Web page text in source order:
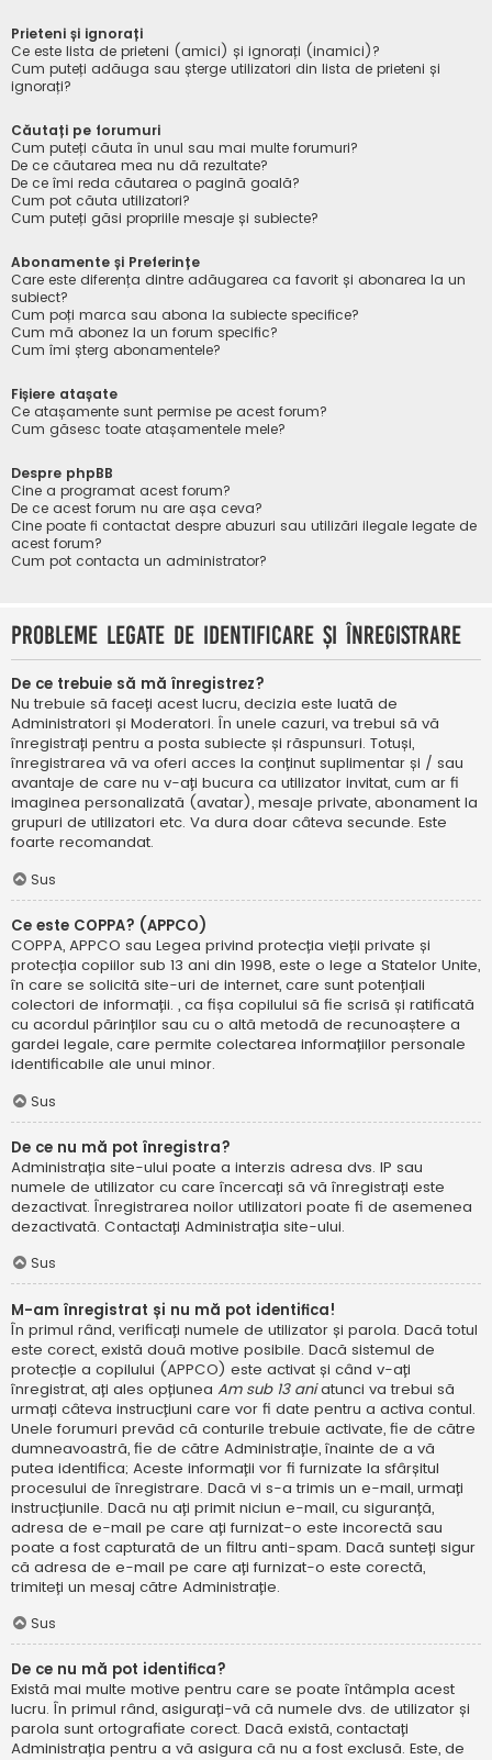
Prieteni și ignorați
Ce este lista de prieteni (amici) și ignorați (inamici)?
Cum puteți adăuga sau șterge utilizatori din lista de prieteni și
ignorați?
Căutați pe forumuri
Cum puteți căuta în unul sau mai multe forumuri?
De ce căutarea mea nu dă rezultate?
De ce îmi reda căutarea o pagină goală?
Cum pot căuta utilizatori?
Cum puteți găsi propriile mesaje și subiecte?
Abonamente și Preferințe
Care este diferența dintre adăugarea ca favorit și abonarea la un
subiect?
Cum poți marca sau abona la subiecte specifice?
Cum mă abonez la un forum specific?
Cum îmi șterg abonamentele?
Fișiere atașate
Ce atașamente sunt permise pe acest forum?
Cum găsesc toate atașamentele mele?
Despre phpBB
Cine a programat acest forum?
De ce acest forum nu are așa ceva?
Cine poate fi contactat despre abuzuri sau utilizări ilegale legate de
acest forum?
Cum pot contacta un administrator?
Probleme legate de identificare și înregistrare
De ce trebuie să mă înregistrez?
Nu trebuie să faceți acest lucru, decizia este luată de
Administratori și Moderatori. În unele cazuri, va trebui să vă
înregistrați pentru a posta subiecte și răspunsuri. Totuși,
înregistrarea vă va oferi acces la conținut suplimentar și / sau
avantaje de care nu v-ați bucura ca utilizator invitat, cum ar fi
imaginea personalizată (avatar), mesaje private, abonament la
grupuri de utilizatori etc. Va dura doar câteva secunde. Este
foarte recomandat.
Sus
Ce este COPPA? (APPCO)
COPPA, APPCO sau Legea privind protecția vieții private și
protecția copiilor sub 13 ani din 1998, este o lege a Statelor Unite,
în care se solicită site-uri de internet, care sunt potențiali
colectori de informații. , ca fișa copilului să fie scrisă și ratificată
cu acordul părinților sau cu o altă metodă de recunoaștere a
gardei legale, care permite colectarea informațiilor personale
identificabile ale unui minor.
Sus
De ce nu mă pot înregistra?
Administrația site-ului poate a interzis adresa dvs. IP sau
numele de utilizator cu care încercați să vă înregistrați este
dezactivat. Înregistrarea noilor utilizatori poate fi de asemenea
dezactivată. Contactați Administrația site-ului.
Sus
M-am înregistrat și nu mă pot identifica!
În primul rând, verificați numele de utilizator și parola. Dacă totul
este corect, există două motive posibile. Dacă sistemul de
protecție a copilului (APPCO) este activat și când v-ați
înregistrat, ați ales opțiunea Am sub 13 aniatunci va trebui să
urmați câteva instrucțiuni care vor fi date pentru a activa contul.
Unele forumuri prevăd că conturile trebuie activate, fie de către
dumneavoastră, fie de către Administrație, înainte de a vă
putea identifica; Aceste informații vor fi furnizate la sfârșitul
procesului de înregistrare. Dacă vi s-a trimis un e-mail, urmați
instrucțiunile. Dacă nu ați primit niciun e-mail, cu siguranță,
adresa de e-mail pe care ați furnizat-o este incorectă sau
poate a fost capturată de un filtru anti-spam. Dacă sunteți sigur
că adresa de e-mail pe care ați furnizat-o este corectă,
trimiteți un mesaj către Administrație.
Sus
De ce nu mă pot identifica?
Există mai multe motive pentru care se poate întâmpla acest
lucru. În primul rând, asigurați-vă că numele dvs. de utilizator și
parola sunt ortografiate corect. Dacă există, contactați
Administrația pentru a vă asigura că nu a fost exclusă. Este, de